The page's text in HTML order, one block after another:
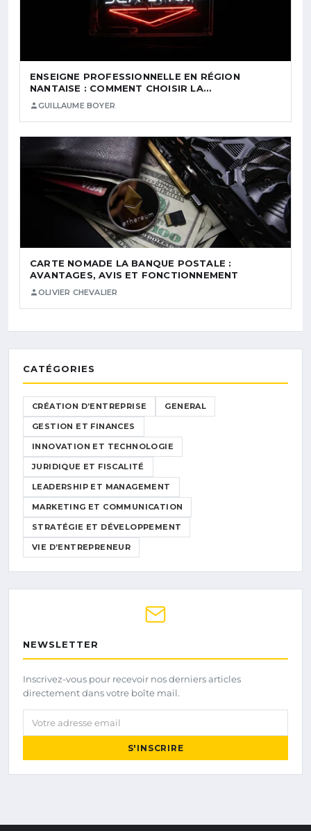
ENSEIGNE PROFESSIONNELLE EN RÉGION
NANTAISE : COMMENT CHOISIR LA…
GUILLAUME BOYER
CARTE NOMADE LA BANQUE POSTALE :
AVANTAGES, AVIS ET FONCTIONNEMENT
OLIVIER CHEVALIER
CATÉGORIES
CRÉATION D’ENTREPRISE GENERAL
GESTION ET FINANCES
INNOVATION ET TECHNOLOGIE
JURIDIQUE ET FISCALITÉ
LEADERSHIP ET MANAGEMENT
MARKETING ET COMMUNICATION
STRATÉGIE ET DÉVELOPPEMENT
VIE D’ENTREPRENEUR
NEWSLETTER
Inscrivez-vous pour recevoir nos derniers articles
directement dans votre boîte mail.
Votre adresse email
S'INSCRIRE